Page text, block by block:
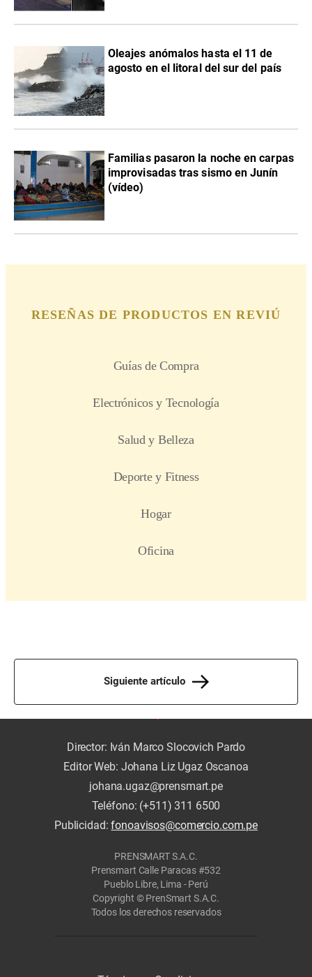
Oleajes anómalos hasta el 11 de
agosto en el litoral del sur del país
Familias pasaron la noche en carpas
improvisadas tras sismo en Junín
(vídeo)
Siguiente artículo
Director: Iván Marco Slocovich Pardo
Editor Web: Johana Liz Ugaz Oscanoa
johana.ugaz@prensmart.pe
Teléfono: (+511) 311 6500
Publicidad:fonoavisos@comercio.com.pe
PRENSMART S.A.C.
Prensmart Calle Paracas #532
Pueblo Libre, Lima - Perú
Copyright © PrenSmart S.A.C.
Todos los derechos reservados